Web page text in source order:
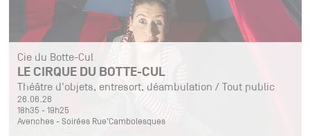
Cie du Botte-Cul
LE CIRQUE DU BOTTE-CUL
Théâtre d'objets, entresort, déambulation / Tout public
26.06.26
18h35 - 19h25
Avenches - Soirées Rue’Cambolesques